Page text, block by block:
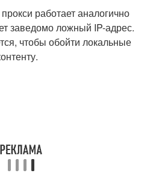
работает аналогично
заведомо ложный IP-адрес.
чтобы обойти локальные